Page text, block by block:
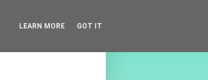
LEARN MORE GOT IT